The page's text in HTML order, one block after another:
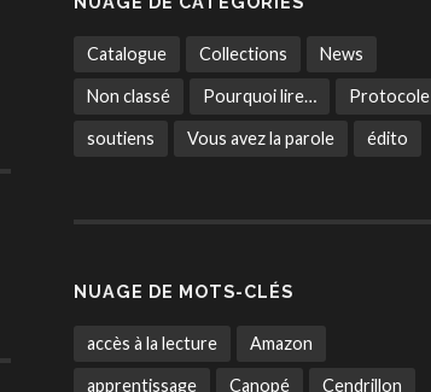
Catalogue Collections News
Non classé Pourquoi lire… Protocole
soutiens Vous avez la parole édito
NUAGE DE MOTS-CLÉS
accès à la lecture Amazon
apprentissage Canopé Cendrillon